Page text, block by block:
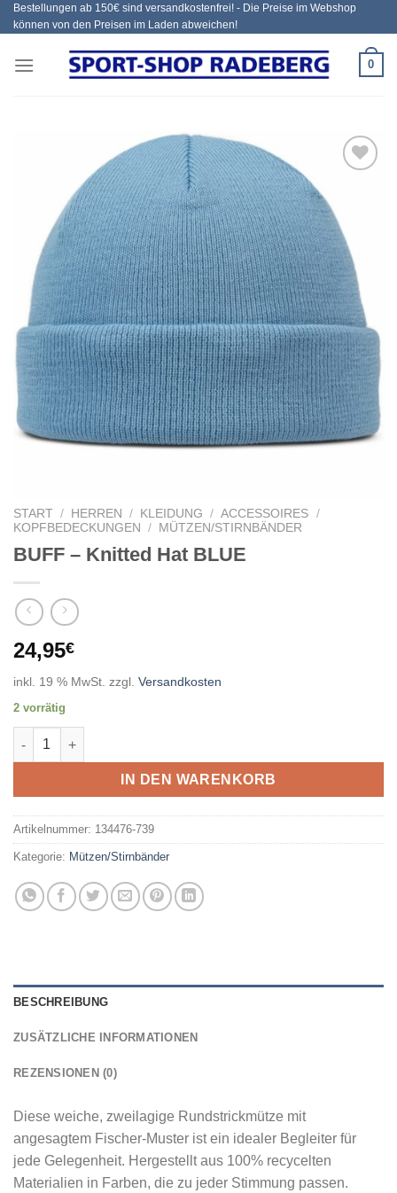
Zum
Inhalt
Bestellungen ab 150€ sind versandkostenfrei! - Die Preise im Webshop
können von den Preisen im Laden abweichen!
0
START / HERREN / KLEIDUNG / ACCESSOIRES /
KOPFBEDECKUNGEN
/ MÜTZEN/STIRNBÄNDER
BUFF – Knitted Hat BLUE
24,95€
inkl. 19 % MwSt. zzgl. Versandkosten
2 vorrätig
BUFF - Knitted Hat BLUE Menge
IN DEN WARENKORB
Artikelnummer: 134476-739
Kategorie: Mützen/Stirnbänder
BESCHREIBUNG
ZUSÄTZLICHE INFORMATIONEN
REZENSIONEN (0)
Diese weiche, zweilagige Rundstrickmütze mit
angesagtem Fischer-Muster ist ein idealer Begleiter für
jede Gelegenheit. Hergestellt aus 100% recycelten
Materialien in Farben, die zu jeder Stimmung passen.